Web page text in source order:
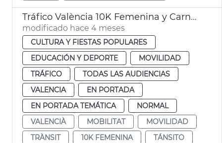
Tráfico València 10K Femenina y Carnaval Russafa
modificado hace 4 meses
CULTURA Y FIESTAS POPULARES
EDUCACIÓN Y DEPORTE
MOVILIDAD
TRÁFICO
TODAS LAS AUDIENCIAS
VALENCIA
EN PORTADA
EN PORTADA TEMÁTICA
NORMAL
VALENCIÀ
MOBILITAT
MOVILIDAD
TRÀNSIT
10K FEMENINA
TÁNSITO